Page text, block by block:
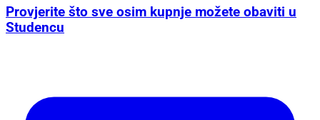
Provjerite što sve osim kupnje možete obaviti u
Studencu